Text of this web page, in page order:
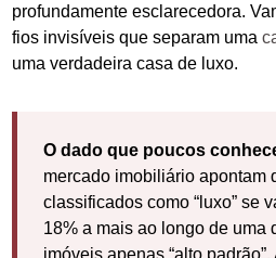
profundamente esclarecedora.
fios invisíveis que separam uma
uma verdadeira casa de luxo.
O dado que poucos
mercado imobiliário apontam
classificados como “luxo” se
18% a mais ao longo de uma
imóveis apenas “alto